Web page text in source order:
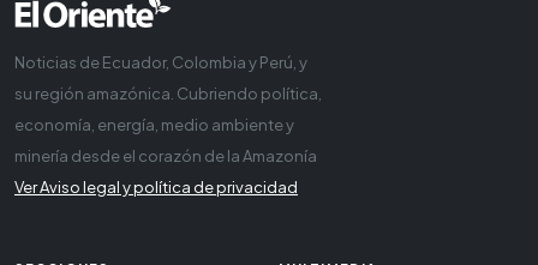
Noticias de Ecuador, Colombia y Perú, y
su región amazónica. Cubriendo política,
economía, energía, medio ambiente y
minería desde el corazón de la Amazonía
Ver Aviso legal y política de privacidad